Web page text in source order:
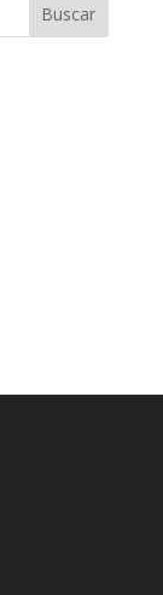
Buscar